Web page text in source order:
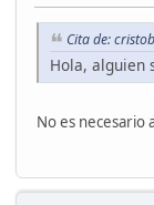
Cita de:
Hola, alguien
No es necesario